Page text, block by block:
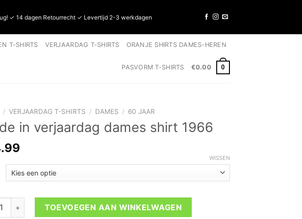
✓ 14 dagen Retourrecht ✓ Levertijd 2-3 werkdagen
T-SHIRTS VERJAARDAG T-SHIRTS ORANJE SHIRTS DAMES-HEREN
PASVORM T-SHIRTS €0.00 0
/ VERJAARDAG T-SHIRTS / DAMES / 60 JAAR
in verjaardag dames shirt 1966
WISSEN
in verjaardag dames shirt 1966 aantal
TOEVOEGEN AAN WINKELWAGEN